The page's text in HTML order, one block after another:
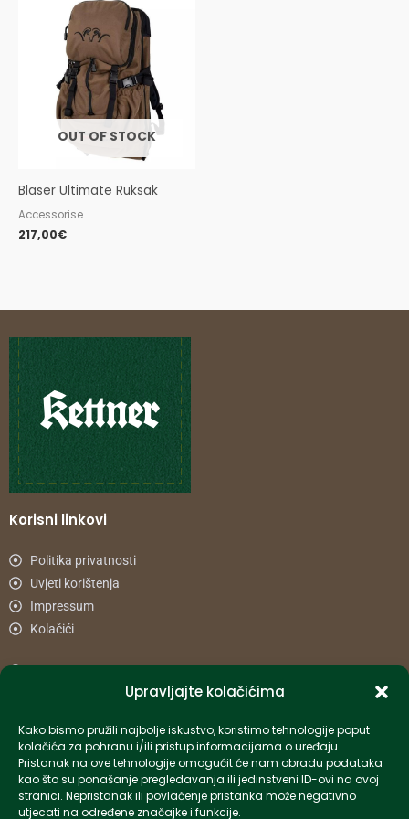
Upravljajte kolačićima
Kako bismo pružili najbolje iskustvo, koristimo tehnologije poput
kolačića za pohranu i/ili pristup informacijama o uređaju.
Pristanak na ove tehnologije omogućit će nam obradu podataka
kao što su ponašanje pregledavanja ili jedinstveni ID-ovi na ovoj
stranici. Nepristanak ili povlačenje pristanka može negativno
utjecati na određene značajke i funkcije.
OUT OF STOCK
Blaser Ultimate Ruksak
Accessorise
217,00€
Korisni linkovi
Politika privatnosti
Uvjeti korištenja
Impressum
Kolačići
Načini plaćanja
Informacije
info-hr@kettner.com